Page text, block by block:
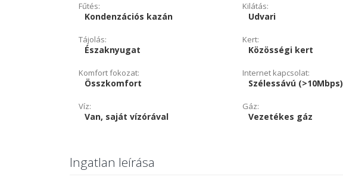
Fűtés:
Kondenzációs kazán
Kilátás:
Udvari
Tájolás:
Északnyugat
Kert:
Közösségi kert
Komfort fokozat:
Összkomfort
Internet kapcsolat:
Szélessávú (>10Mbps)
Víz:
Van, saját vízórával
Gáz:
Vezetékes gáz
Ingatlan leírása